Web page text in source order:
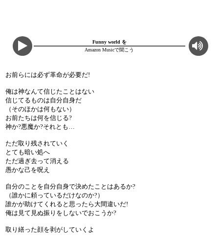
Funny world を
Amazon Musicで聞こう
お前らには必ず革命が必要だ!
俺は神なんて信じたことはない
信じてるものは自分自身だ
（そのほかは何もない）
お前たちは何を信じる?
神か?悪魔か?それとも…
ただ取り残されていく
とても暗い処へ
ただ過ぎ去って消える
愚かな己を呪え
自分のことを自分自身で決めたことはあるか?
（誰かに頼っているだけなのか?）
誰かが助けてくれると思ったら大間違いだ!
俺は見て見ぬ振りをしないでおこうか?
取り繕った顔を剥がしていくよ